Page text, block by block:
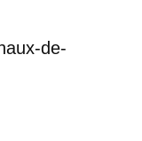
de-